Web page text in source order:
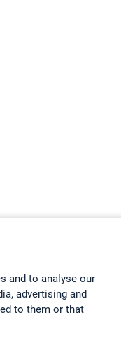
and to analyse our
advertising and
to them or that